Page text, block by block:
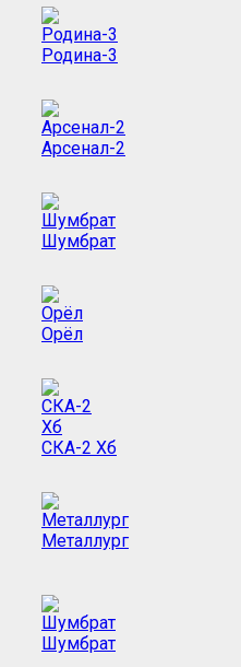
Родина-3
Арсенал-2
Шумбрат
Орёл
СКА-2 Хб
Металлург
Шумбрат